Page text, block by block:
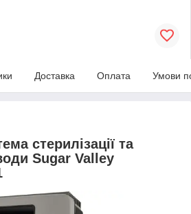
Доставка Оплата Умови
стерилізації та
Sugar Valley